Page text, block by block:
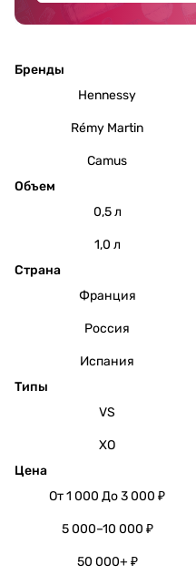
Бренды
Hennessy
Rémy Martin
Camus
Объем
0,5 л
1,0 л
Страна
Франция
Россия
Испания
Типы
VS
XO
Цена
От 1 000 До 3 000 ₽
5 000–10 000 ₽
50 000+ ₽